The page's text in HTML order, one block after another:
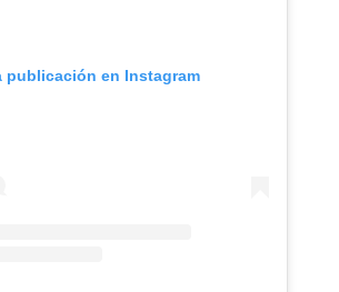
publicación en Instagram